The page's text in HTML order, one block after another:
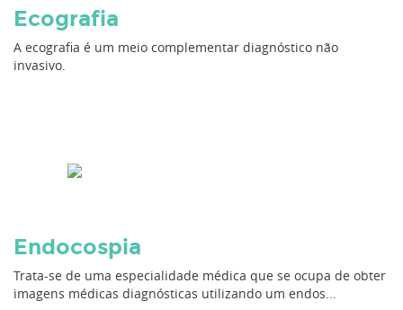
Ecografia
A ecografia é um meio complementar diagnóstico não
invasivo.
Endocospia
Trata-se de uma especialidade médica que se ocupa de obter
imagens médicas diagnósticas utilizando um endos...